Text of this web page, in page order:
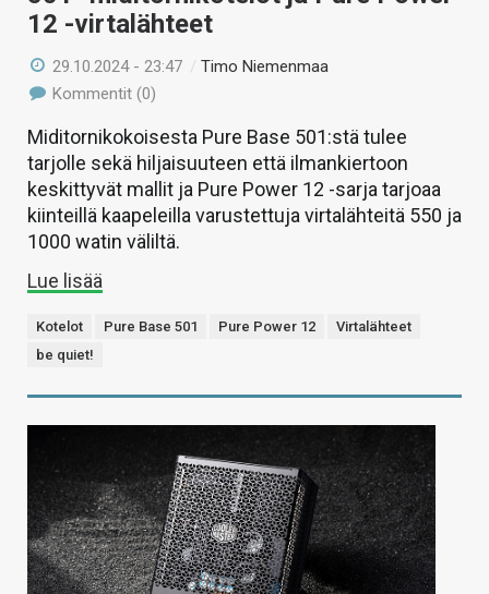
12 -virtalähteet
29.10.2024 - 23:47 /Timo Niemenmaa
Kommentit (0)
Miditornikokoisesta Pure Base 501:stä tulee
tarjolle sekä hiljaisuuteen että ilmankiertoon
keskittyvät mallit ja Pure Power 12 -sarja tarjoaa
kiinteillä kaapeleilla varustettuja virtalähteitä 550 ja
1000 watin väliltä.
Lue lisää
Kotelot Pure Base 501 Pure Power 12
Virtalähteet
be quiet!